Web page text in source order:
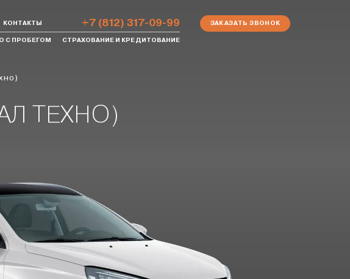
КОНТАКТЫ +7 (812) 317-09-99
С ПРОБЕГОМ СТРАХОВАНИЕ И КРЕДИТОВАНИЕ
ЗАКАЗАТЬ ЗВОНОК
ТЕХНО)